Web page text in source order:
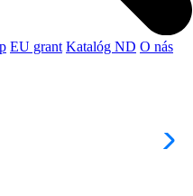
EU grant Katalóg ND O nás